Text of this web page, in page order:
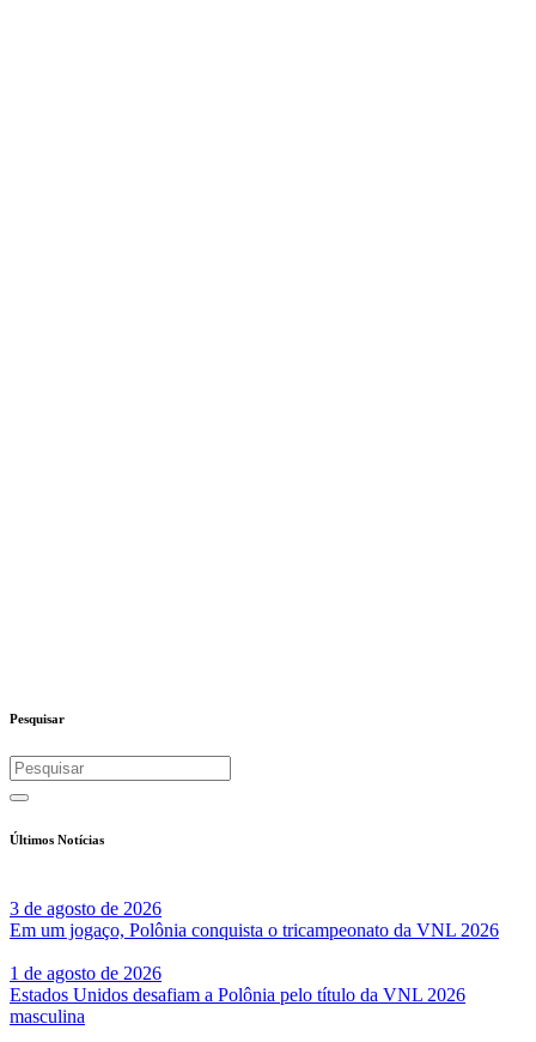
Pesquisar
Últimos Notícias
3 de agosto de 2026
Em um jogaço, Polônia conquista o tricampeonato da VNL 2026
1 de agosto de 2026
Estados Unidos desafiam a Polônia pelo título da VNL 2026
masculina